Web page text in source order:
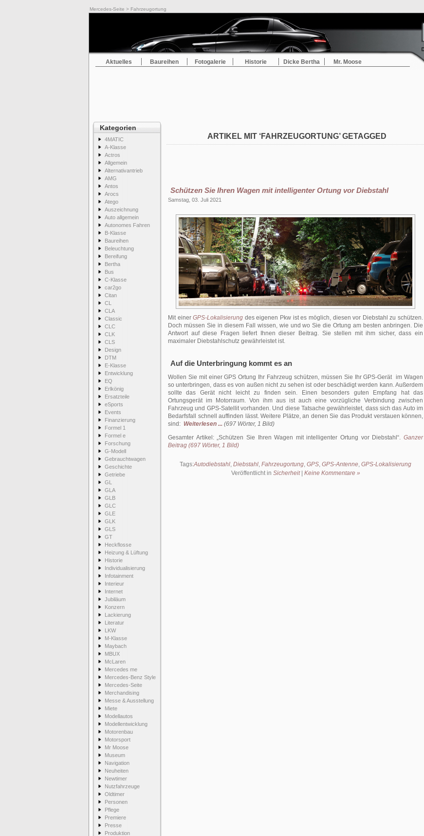
Mercedes-Seite > Fahrzeugortung
Aktuelles Baureihen Fotogalerie Historie Dicke Bertha Mr. Moose
Kategorien
4MATIC
A-Klasse
Actros
Allgemein
Alternativantrieb
AMG
Antos
Arocs
Atego
Auszeichnung
Auto allgemein
Autonomes Fahren
B-Klasse
Baureihen
Beleuchtung
Bereifung
Bertha
Bus
C-Klasse
car2go
Citan
CL
CLA
Classic
CLC
CLK
CLS
Design
DTM
E-Klasse
Entwicklung
EQ
Erlkönig
Ersatzteile
eSports
Events
Finanzierung
Formel 1
Formel e
Forschung
G-Modell
Gebrauchtwagen
Geschichte
Getriebe
GL
GLA
GLB
GLC
GLE
GLK
GLS
GT
Heckflosse
Heizung & Lüftung
Historie
Individualisierung
Infotainment
Interieur
Internet
Jubiläum
Konzern
Lackierung
Literatur
LKW
M-Klasse
Maybach
MBUX
McLaren
Mercedes me
Mercedes-Benz Style
Mercedes-Seite
Merchandising
Messe & Ausstellung
Miete
Modellautos
Modellentwicklung
Motorenbau
Motorsport
Mr Moose
Museum
Navigation
Neuheiten
Newtimer
Nutzfahrzeuge
Oldtimer
Personen
Pflege
Premiere
Presse
Produktion
ARTIKEL MIT ‘FAHRZEUGORTUNG’ GETAGGED
Schützen Sie Ihren Wagen mit intelligenter Ortung vor Diebstahl
Samstag, 03. Juli 2021
Mit einerGPS-Lokalisierung des eigenen Pkw ist es möglich, diesen vor Diebstahl zu schützen.
Doch müssen Sie in diesem Fall wissen, wie und wo Sie die Ortung am besten anbringen. Die
Antwort auf diese Fragen liefert Ihnen dieser Beitrag. Sie stellen mit ihm sicher, dass ein
maximaler Diebstahlschutz gewährleistet ist.
Auf die Unterbringung kommt es an
Wollen Sie mit einer GPS Ortung Ihr Fahrzeug schützen, müssen Sie Ihr GPS-Gerät im Wagen
so unterbringen, dass es von außen nicht zu sehen ist oder beschädigt werden kann. Außerdem
sollte das Gerät nicht leicht zu finden sein. Einen besonders guten Empfang hat das
Ortungsgerät im Motorraum. Von ihm aus ist auch eine vorzügliche Verbindung zwischen
Fahrzeug und GPS-Satellit vorhanden. Und diese Tatsache gewährleistet, dass sich das Auto im
Bedarfsfall schnell auffinden lässt. Weitere Plätze, an denen Sie das Produkt verstauen können,
sind: Weiterlesen ... (697 Wörter, 1 Bild)
Gesamter Artikel: Schützen Sie Ihren Wagen mit intelligenter Ortung vor Diebstahl .Ganzer
Beitrag (697 Wörter, 1 Bild)
Tags:Autodiebstahl, Diebstahl, Fahrzeugortung, GPS, GPS-Antenne, GPS-Lokalisierung
Veröffentlicht in Sicherheit| Keine Kommentare »